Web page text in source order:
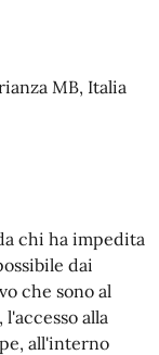
MB, Italia
chi ha impedita
dai
che sono al
alla
all'interno